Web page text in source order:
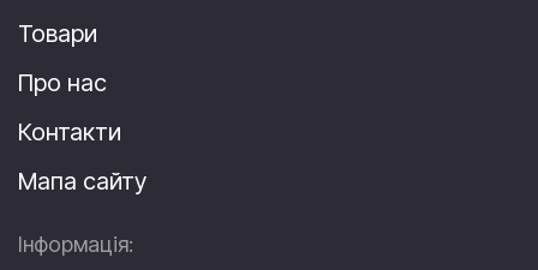
Товари
Про нас
Контакти
Мапа сайту
Інформація: